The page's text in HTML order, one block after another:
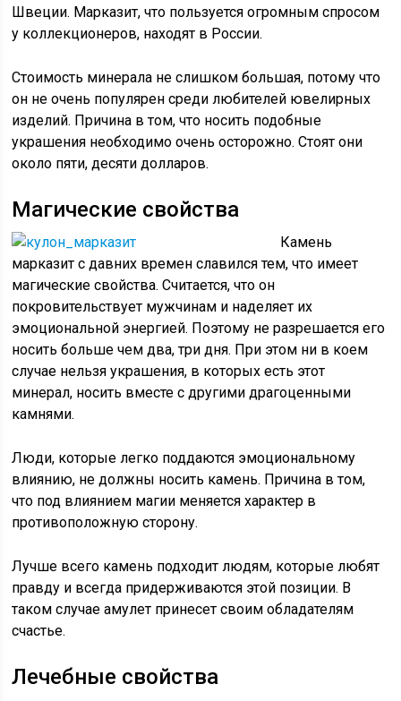
Швеции. Марказит, что пользуется огромным спросом
у коллекционеров, находят в России.
Стоимость минерала не слишком большая, потому что
он не очень популярен среди любителей ювелирных
изделий. Причина в том, что носить подобные
украшения необходимо очень осторожно. Стоят они
около пяти, десяти долларов.
Магические свойства
Камень
марказит с давних времен славился тем, что имеет
магические свойства. Считается, что он
покровительствует мужчинам и наделяет их
эмоциональной энергией. Поэтому не разрешается его
носить больше чем два, три дня. При этом ни в коем
случае нельзя украшения, в которых есть этот
минерал, носить вместе с другими драгоценными
камнями.
Люди, которые легко поддаются эмоциональному
влиянию, не должны носить камень. Причина в том,
что под влиянием магии меняется характер в
противоположную сторону.
Лучше всего камень подходит людям, которые любят
правду и всегда придерживаются этой позиции. В
таком случае амулет принесет своим обладателям
счастье.
Лечебные свойства